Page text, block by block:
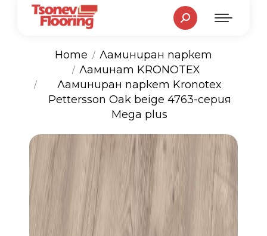
Search:
You are here:
Home
Ламиниран паркет
Ламинат KRONOTEX
Ламиниран паркет Kronotex
Pettersson Oak beige 4763-серия
Mega plus